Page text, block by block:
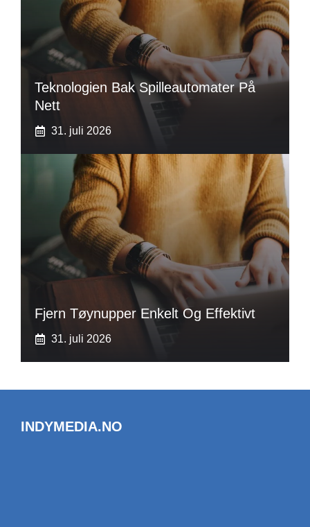
Teknologien Bak Spilleautomater På
Nett
31. juli 2026
Fjern Tøynupper Enkelt Og Effektivt
31. juli 2026
INDYMEDIA.NO